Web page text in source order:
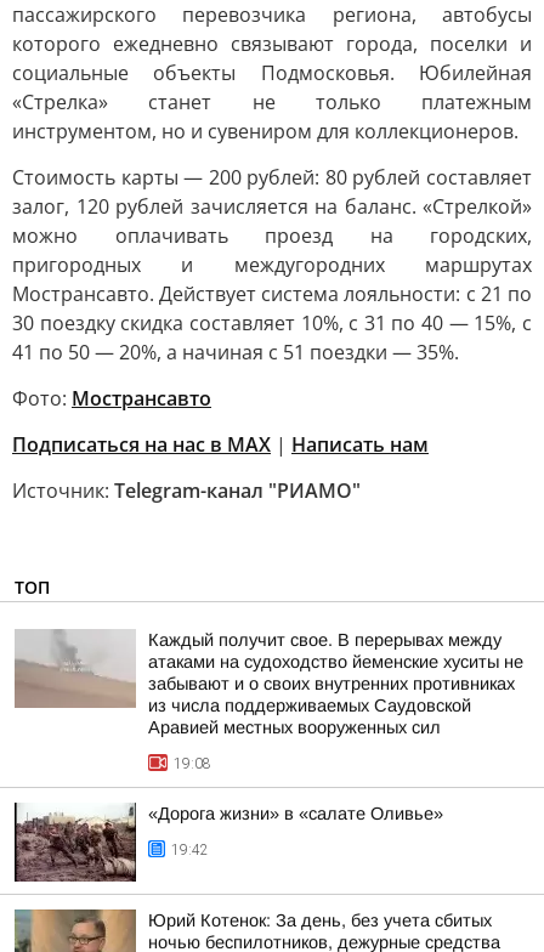
пассажирского перевозчика региона, автобусы
которого ежедневно связывают города, поселки и
социальные объекты Подмосковья. Юбилейная
«Стрелка» станет не только платежным
инструментом, но и сувениром для коллекционеров.
Стоимость карты — 200 рублей: 80 рублей составляет
залог, 120 рублей зачисляется на баланс. «Стрелкой»
можно оплачивать проезд на городских,
пригородных и междугородних маршрутах
Мострансавто. Действует система лояльности: с 21 по
30 поездку скидка составляет 10%, с 31 по 40 — 15%, с
41 по 50 — 20%, а начиная с 51 поездки — 35%.
Фото: Мострансавто
Подписаться на нас в MAX | Написать нам
Источник: Telegram-канал "РИАМО"
ТОП
Каждый получит свое. В перерывах между
атаками на судоходство йеменские хуситы не
забывают и о своих внутренних противниках
из числа поддерживаемых Саудовской
Аравией местных вооруженных сил
19:08
«Дорога жизни» в «салате Оливье»
19:42
Юрий Котенок: За день, без учета сбитых
ночью беспилотников, дежурные средства